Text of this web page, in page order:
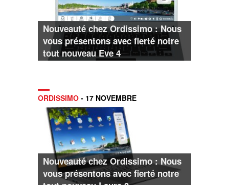
Nouveauté chez Ordissimo : Nous
vous présentons avec fierté notre
tout nouveau Eve 4
ORDISSIMO - 17 NOVEMBRE
Nouveauté chez Ordissimo : Nous
vous présentons avec fierté notre